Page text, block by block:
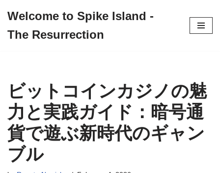
to
Welcome to Spike Island -
The Resurrection
ビットコインカジノの魅
力と実践ガイド：暗号通
貨で遊ぶ新時代のギャン
ブル